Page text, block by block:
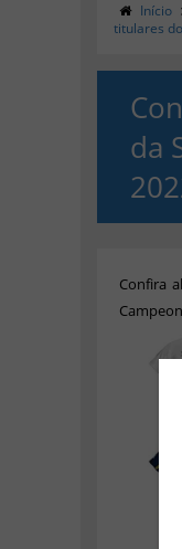
Início
titulares
da
Confira